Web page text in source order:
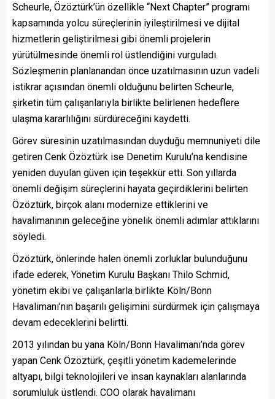
Scheurle, Özöztürk’ün özellikle “Next Chapter” programı
kapsamında yolcu süreçlerinin iyileştirilmesi ve dijital
hizmetlerin geliştirilmesi gibi önemli projelerin
yürütülmesinde önemli rol üstlendiğini vurguladı.
Sözleşmenin planlanandan önce uzatılmasının uzun vadeli
istikrar açısından önemli olduğunu belirten Scheurle,
şirketin tüm çalışanlarıyla birlikte belirlenen hedeflere
ulaşma kararlılığını sürdüreceğini kaydetti.
Görev süresinin uzatılmasından duyduğu memnuniyeti dile
getiren Cenk Özöztürk ise Denetim Kurulu’na kendisine
yeniden duyulan güven için teşekkür etti. Son yıllarda
önemli değişim süreçlerini hayata geçirdiklerini belirten
Özöztürk, birçok alanı modernize ettiklerini ve
havalimanının geleceğine yönelik önemli adımlar attıklarını
söyledi.
Özöztürk, önlerinde halen önemli zorluklar bulunduğunu
ifade ederek, Yönetim Kurulu Başkanı Thilo Schmid,
yönetim ekibi ve çalışanlarla birlikte Köln/Bonn
Havalimanı’nın başarılı gelişimini sürdürmek için çalışmaya
devam edeceklerini belirtti.
2013 yılından bu yana Köln/Bonn Havalimanı’nda görev
yapan Cenk Özöztürk, çeşitli yönetim kademelerinde
altyapı, bilgi teknolojileri ve insan kaynakları alanlarında
sorumluluk üstlendi. COO olarak havalimanı